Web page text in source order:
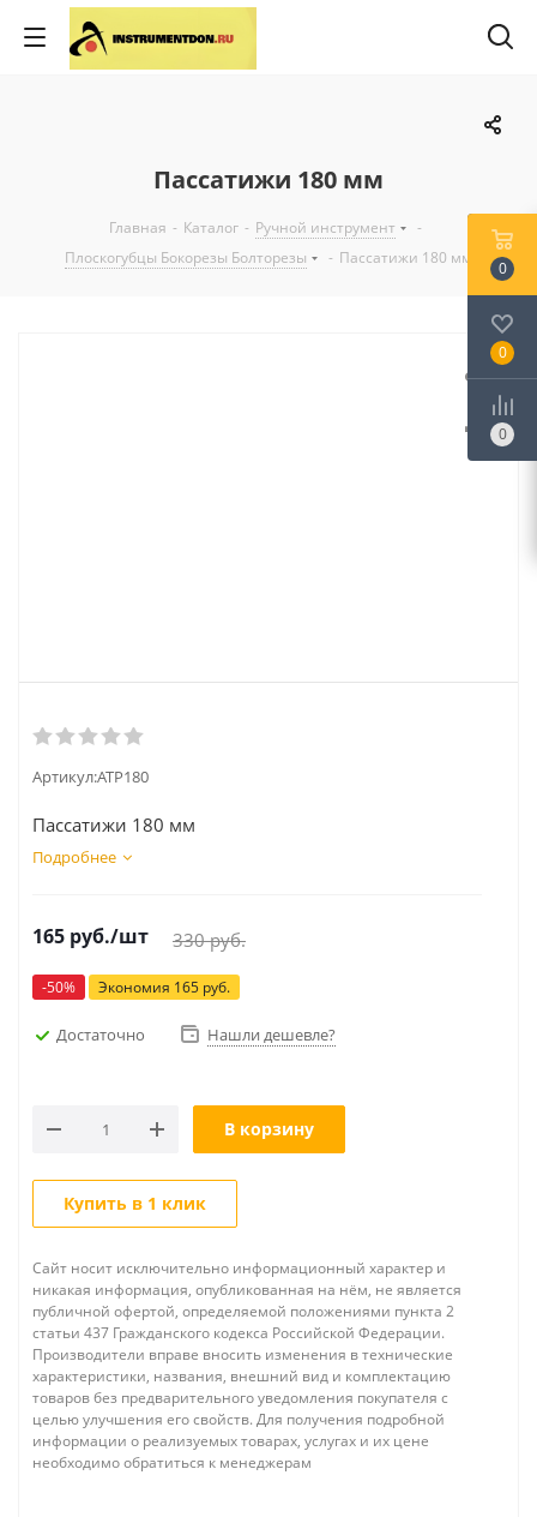
Пассатижи 180 мм
Главная - Каталог - Ручной инструмент
-
Плоскогубцы Бокорезы Болторезы
- Пассатижи 180 мм
Артикул:ATP180
Пассатижи 180 мм
Подробнее
165 руб./шт 330руб.
-50% Экономия 165 руб.
Достаточно Нашли дешевле?
В корзину
Купить в 1 клик
Сайт носит исключительно информационный характер и
никакая информация, опубликованная на нём, не является
публичной офертой, определяемой положениями пункта 2
статьи 437 Гражданского кодекса Российской Федерации.
Производители вправе вносить изменения в технические
характеристики, названия, внешний вид и комплектацию
товаров без предварительного уведомления покупателя с
целью улучшения его свойств. Для получения подробной
информации о реализуемых товарах, услугах и их цене
необходимо обратиться к менеджерам
0
0
0